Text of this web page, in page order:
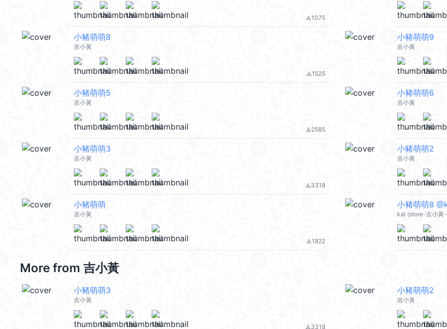
file_download1075
小豬萌萌8
吉小黃
file_download1525
小豬萌萌9
吉小黃
小豬萌萌5
吉小黃
file_download2585
小豬萌萌6
吉小黃
小豬萌萌3
吉小黃
file_download3318
小豬萌萌2
吉小黃
小豬萌萌
吉小黃
file_download1822
小豬萌萌8
kal (store-吉小黃
More from 吉小黃
小豬萌萌3
吉小黃
file_download3318
小豬萌萌2
吉小黃